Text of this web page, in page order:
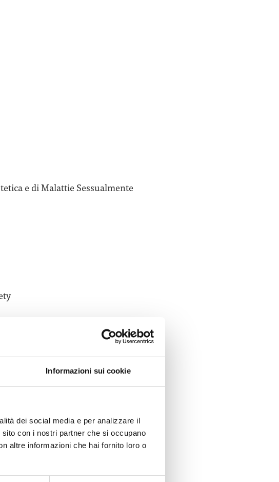
Informazioni sui cookie
dei social media e per analizzare il
con i nostri partner che si occupano
altre informazioni che hai fornito loro o
e di Malattie Sessualmente